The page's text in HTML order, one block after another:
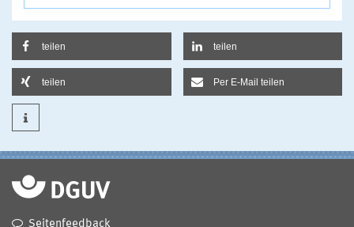
teilen teilen
teilen Per E-Mail teilen
Seitenfeedback